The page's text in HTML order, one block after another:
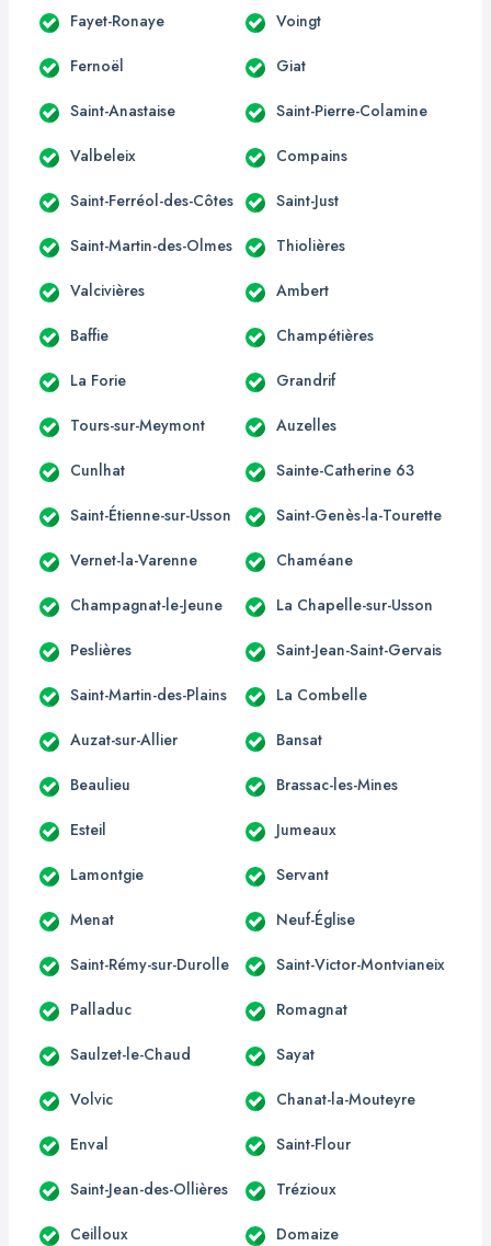
Fayet-Ronaye Voingt
Fernoël Giat
Saint-Anastaise Saint-Pierre-Colamine
Valbeleix Compains
Saint-Ferréol-des-Côtes Saint-Just
Saint-Martin-des-Olmes Thiolières
Valcivières Ambert
Baffie Champétières
La Forie Grandrif
Tours-sur-Meymont Auzelles
Cunlhat Sainte-Catherine 63
Saint-Étienne-sur-Usson Saint-Genès-la-Tourette
Vernet-la-Varenne Chaméane
Champagnat-le-Jeune La Chapelle-sur-Usson
Peslières Saint-Jean-Saint-Gervais
Saint-Martin-des-Plains La Combelle
Auzat-sur-Allier Bansat
Beaulieu Brassac-les-Mines
Esteil Jumeaux
Lamontgie Servant
Menat Neuf-Église
Saint-Rémy-sur-Durolle Saint-Victor-Montvianeix
Palladuc Romagnat
Saulzet-le-Chaud Sayat
Volvic Chanat-la-Mouteyre
Enval Saint-Flour
Saint-Jean-des-Ollières Trézioux
Ceilloux Domaize